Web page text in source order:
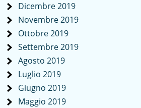
Dicembre 2019
Novembre 2019
Ottobre 2019
Settembre 2019
Agosto 2019
Luglio 2019
Giugno 2019
Maggio 2019